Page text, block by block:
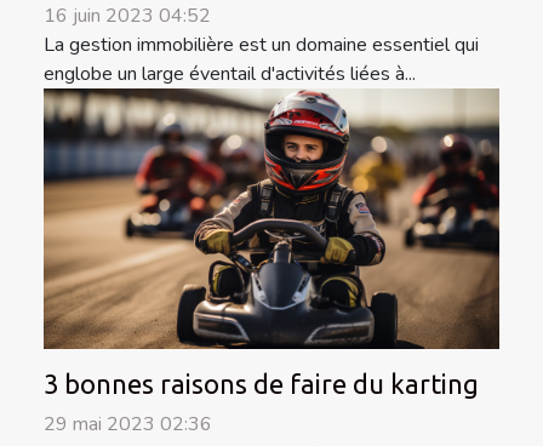
16 juin 2023 04:52
La gestion immobilière est un domaine essentiel qui
englobe un large éventail d'activités liées à...
3 bonnes raisons de faire du karting
29 mai 2023 02:36